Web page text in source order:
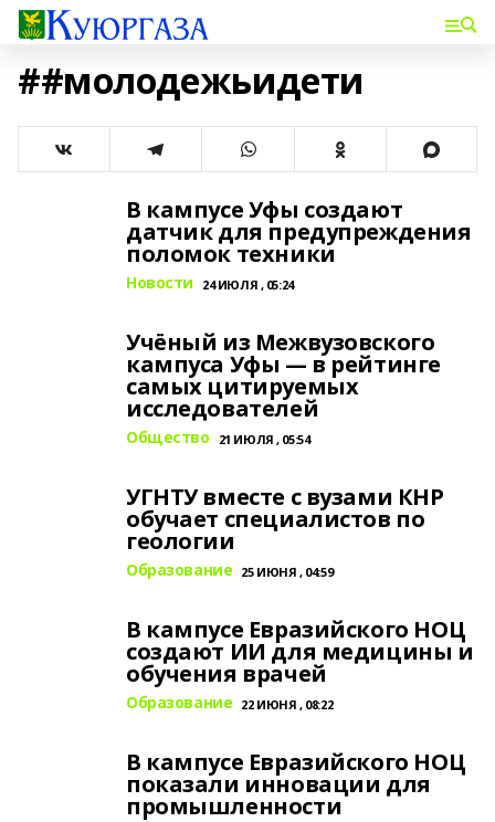
##молодежьидети
В кампусе Уфы создают
датчик для предупреждения
поломок техники
Новости 24 ИЮЛЯ , 05:24
Учёный из Межвузовского
кампуса Уфы — в рейтинге
самых цитируемых
исследователей
Общество 21 ИЮЛЯ , 05:54
УГНТУ вместе с вузами КНР
обучает специалистов по
геологии
Образование 25 ИЮНЯ , 04:59
В кампусе Евразийского НОЦ
создают ИИ для медицины и
обучения врачей
Образование 22 ИЮНЯ , 08:22
В кампусе Евразийского НОЦ
показали инновации для
промышленности